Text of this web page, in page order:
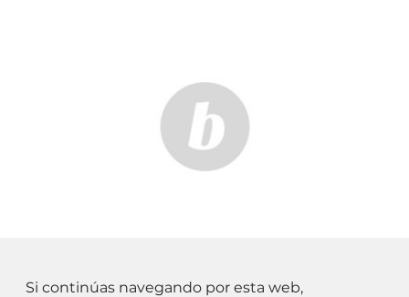
Si continúas navegando por esta web,